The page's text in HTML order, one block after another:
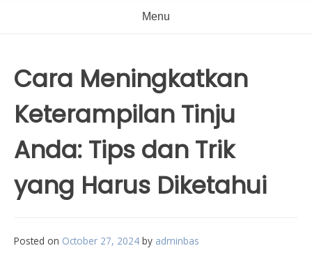
Menu
Cara Meningkatkan
Keterampilan Tinju
Anda: Tips dan Trik
yang Harus Diketahui
Posted on October 27, 2024 by adminbas